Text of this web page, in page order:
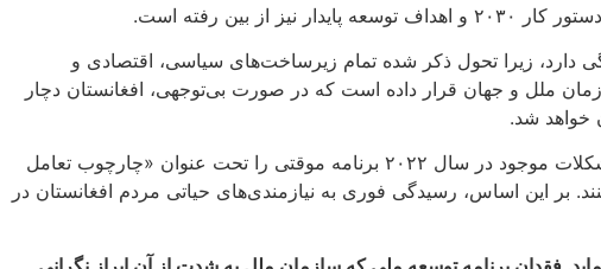
رفته است.
بیش از هر زمان دیگری نیاز به کمک و رسیدگی دارد، زیرا تحول ذکر شده تمام زیرساخت‌های سیاسی، اقتصادی و
ملل و جهان قرار داده است که در صورت بی‌توجهی، افغانستان دچار
خواهد شد.
تحولات جدید و اخلال در برنامه‌های از قبل پیش‌بینی شده سازمان ملل سبب شدند تا این سازمان به منظور رسیدگی فوری به مشکلات موجود در سال ۲۰۲۲ برنامه موقتی را تحت عنوان «چارچوب تعامل
بر این اساس، رسیدگی فوری به نیازمندی‌های حیاتی مردم افغانستان در